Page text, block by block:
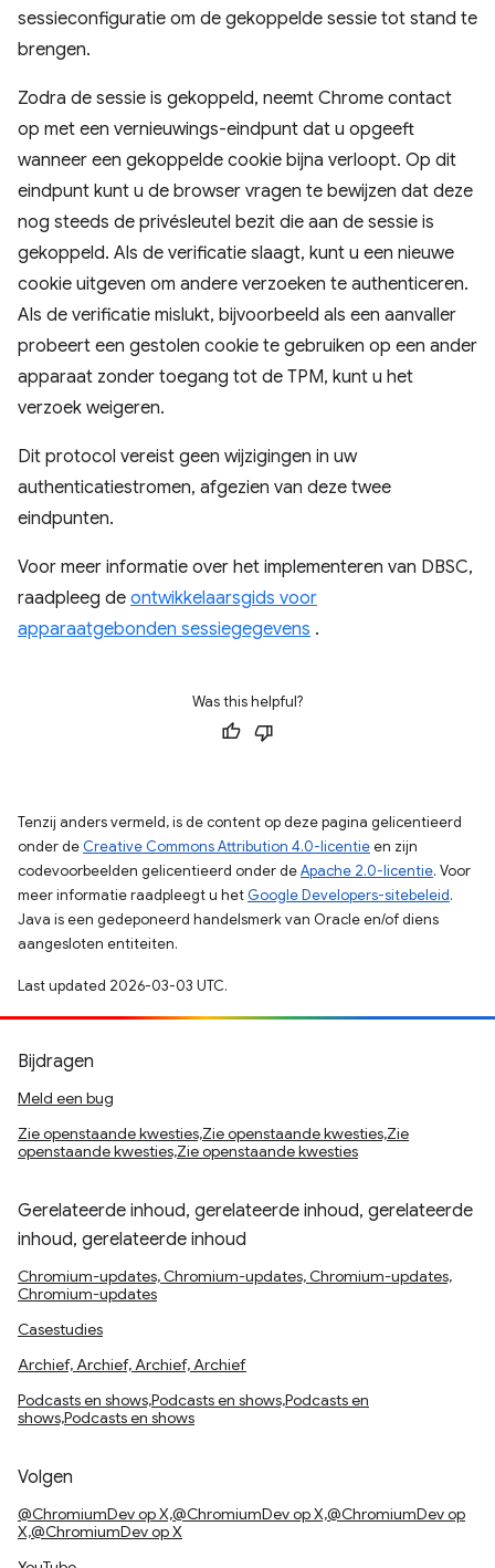
sessieconfiguratie om de gekoppelde sessie tot stand te
brengen.
Zodra de sessie is gekoppeld, neemt Chrome contact
op met een vernieuwings-eindpunt dat u opgeeft
wanneer een gekoppelde cookie bijna verloopt. Op dit
eindpunt kunt u de browser vragen te bewijzen dat deze
nog steeds de privésleutel bezit die aan de sessie is
gekoppeld. Als de verificatie slaagt, kunt u een nieuwe
cookie uitgeven om andere verzoeken te authenticeren.
Als de verificatie mislukt, bijvoorbeeld als een aanvaller
probeert een gestolen cookie te gebruiken op een ander
apparaat zonder toegang tot de TPM, kunt u het
verzoek weigeren.
Dit protocol vereist geen wijzigingen in uw
authenticatiestromen, afgezien van deze twee
eindpunten.
Voor meer informatie over het implementeren van DBSC,
raadpleeg de ontwikkelaarsgids voor
apparaatgebonden sessiegegevens .
Was this helpful?
Tenzij anders vermeld, is de content op deze pagina gelicentieerd
onder de Creative Commons Attribution 4.0-licentieen zijn
codevoorbeelden gelicentieerd onder deApache 2.0-licentie. Voor
meer informatie raadpleegt u het Google Developers-sitebeleid.
Java is een gedeponeerd handelsmerk van Oracle en/of diens
aangesloten entiteiten.
Last updated 2026-03-03 UTC.
Bijdragen
Meld een bug
Zie openstaande kwesties,Zie openstaande kwesties,Zie
openstaande kwesties,Zie openstaande kwesties
Gerelateerde inhoud, gerelateerde inhoud, gerelateerde
inhoud, gerelateerde inhoud
Chromium-updates, Chromium-updates, Chromium-updates,
Chromium-updates
Casestudies
Archief, Archief, Archief, Archief
Podcasts en shows,Podcasts en shows,Podcasts en
shows,Podcasts en shows
Volgen
@ChromiumDev op X,@ChromiumDev op X,@ChromiumDev op
X,@ChromiumDev op X